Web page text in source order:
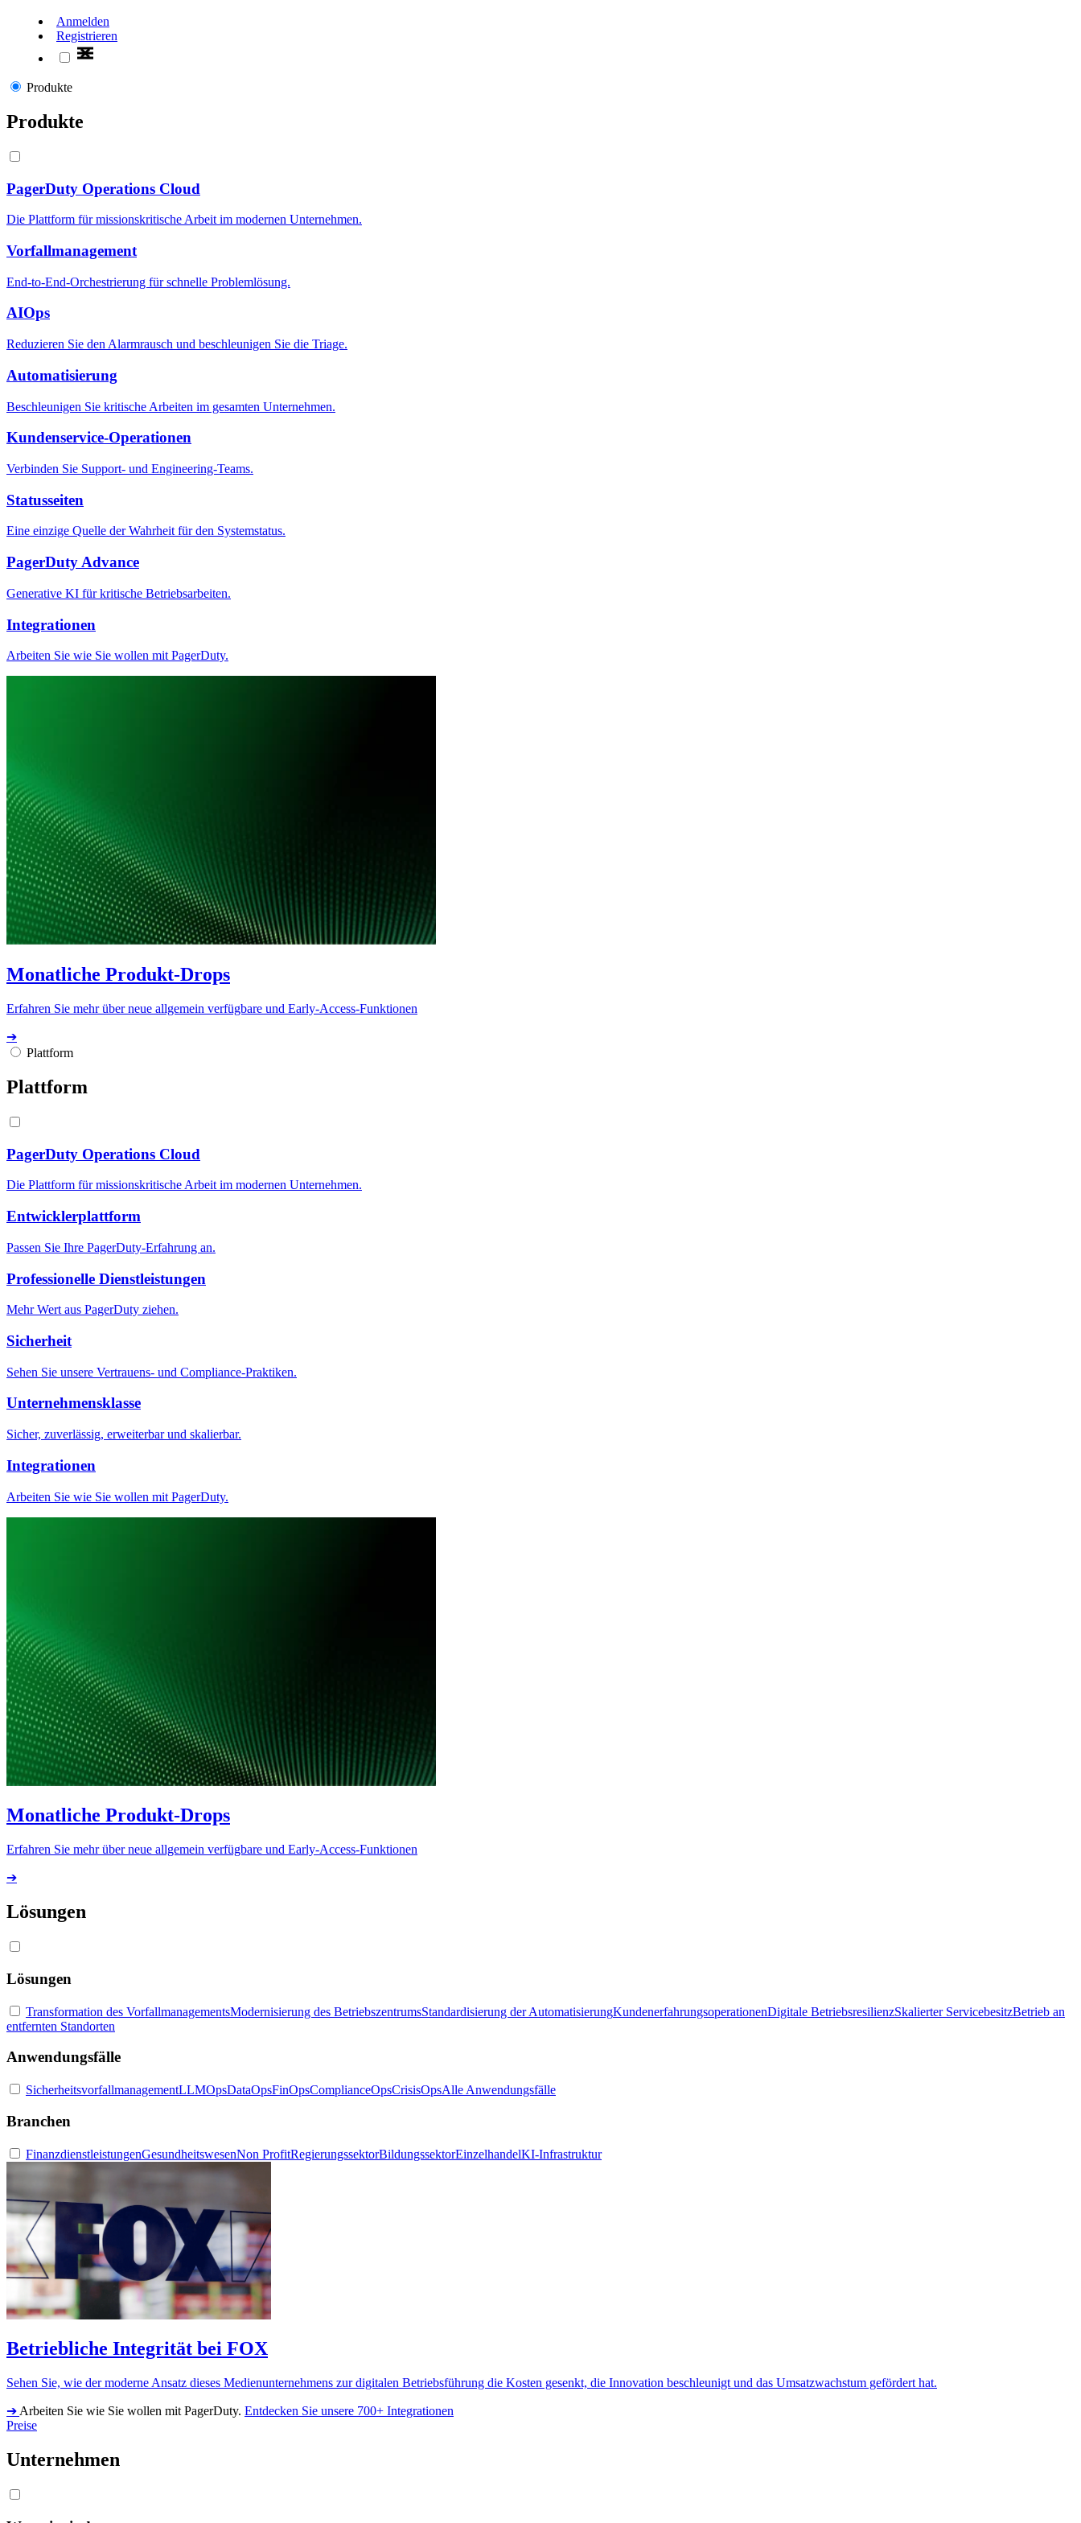
Anmelden
Registrieren
Produkte
Produkte
PagerDuty Operations Cloud
Die Plattform für missionskritische Arbeit im modernen Unternehmen.
Vorfallmanagement
End-to-End-Orchestrierung für schnelle Problemlösung.
AIOps
Reduzieren Sie den Alarmrausch und beschleunigen Sie die Triage.
Automatisierung
Beschleunigen Sie kritische Arbeiten im gesamten Unternehmen.
Kundenservice-Operationen
Verbinden Sie Support- und Engineering-Teams.
Statusseiten
Eine einzige Quelle der Wahrheit für den Systemstatus.
PagerDuty Advance
Generative KI für kritische Betriebsarbeiten.
Integrationen
Arbeiten Sie wie Sie wollen mit PagerDuty.
Monatliche Produkt-Drops
Erfahren Sie mehr über neue allgemein verfügbare und Early-Access-Funktionen
➔
Plattform
Plattform
PagerDuty Operations Cloud
Die Plattform für missionskritische Arbeit im modernen Unternehmen.
Entwicklerplattform
Passen Sie Ihre PagerDuty-Erfahrung an.
Professionelle Dienstleistungen
Mehr Wert aus PagerDuty ziehen.
Sicherheit
Sehen Sie unsere Vertrauens- und Compliance-Praktiken.
Unternehmensklasse
Sicher, zuverlässig, erweiterbar und skalierbar.
Integrationen
Arbeiten Sie wie Sie wollen mit PagerDuty.
Monatliche Produkt-Drops
Erfahren Sie mehr über neue allgemein verfügbare und Early-Access-Funktionen
➔
Lösungen
Lösungen
Transformation des VorfallmanagementsModernisierung des BetriebszentrumsStandardisierung der AutomatisierungKundenerfahrungsoperationenDigitale BetriebsresilienzSkalierter ServicebesitzBetrieb an
entfernten Standorten
Anwendungsfälle
SicherheitsvorfallmanagementLLMOpsDataOpsFinOpsComplianceOpsCrisisOpsAlle Anwendungsfälle
Branchen
FinanzdienstleistungenGesundheitswesenNon ProfitRegierungssektorBildungssektorEinzelhandelKI-Infrastruktur
Betriebliche Integrität bei FOX
Sehen Sie, wie der moderne Ansatz dieses Medienunternehmens zur digitalen Betriebsführung die Kosten gesenkt, die Innovation beschleunigt und das Umsatzwachstum gefördert hat.
➔ Arbeiten Sie wie Sie wollen mit PagerDuty. Entdecken Sie unsere 700+ Integrationen
Preise
Unternehmen